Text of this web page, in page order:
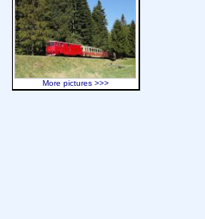
More pictures >>>